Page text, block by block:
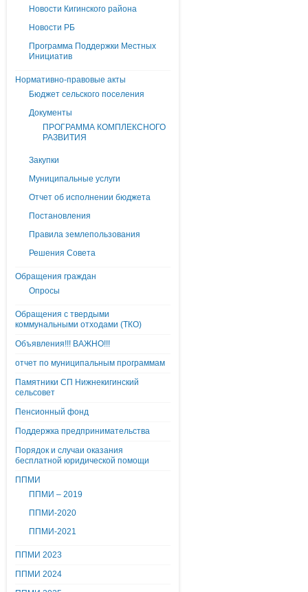
Новости Кигинского района
Новости РБ
Программа Поддержки Местных
Инициатив
Нормативно-правовые акты
Бюджет сельского поселения
Документы
ПРОГРАММА КОМПЛЕКСНОГО
РАЗВИТИЯ
Закупки
Муниципальные услуги
Отчет об исполнении бюджета
Постановления
Правила землепользования
Решения Совета
Обращения граждан
Опросы
Обращения с твердыми
коммунальными отходами (ТКО)
Объявления!!! ВАЖНО!!!
отчет по муниципальным программам
Памятники СП Нижнекигинский
сельсовет
Пенсионный фонд
Поддержка предпринимательства
Порядок и случаи оказания
бесплатной юридической помощи
ППМИ
ППМИ – 2019
ППМИ-2020
ППМИ-2021
ППМИ 2023
ППМИ 2024